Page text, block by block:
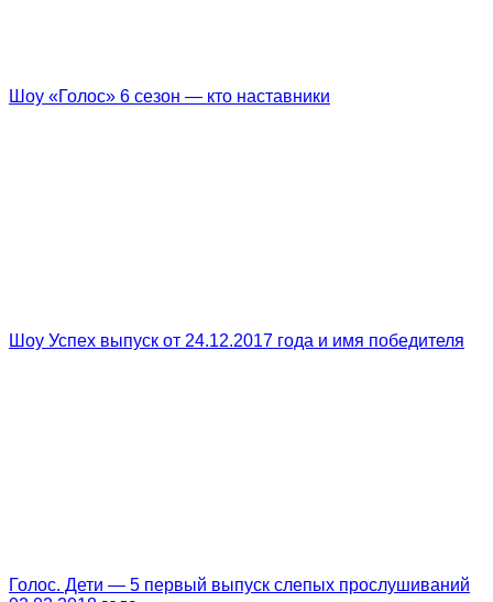
Шоу «Голос» 6 сезон — кто наставники
Шоу Успех выпуск от 24.12.2017 года и имя победителя
Голос. Дети — 5 первый выпуск слепых прослушиваний